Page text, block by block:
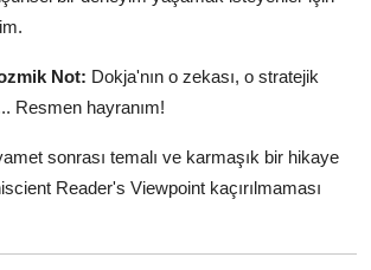
Not: Dokja'nın o zekası, o stratejik
Resmen hayranım!
sonrası temalı ve karmaşık bir hikaye
Reader's Viewpoint kaçırılmaması